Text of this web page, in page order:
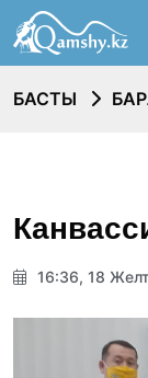
БАСТЫ
16:36, 18